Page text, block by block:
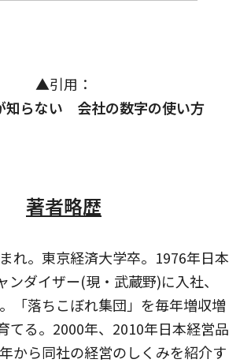
▲引用：
知らない 会社の数字の使い方
著者略歴
れ。東京経済大学卒。1976年日本
ンダイザー(現・武蔵野)に入社、
「落ちこぼれ集団」を毎年増収増
てる。2000年、2010年日本経営品
から同社の経営のしくみを紹介す